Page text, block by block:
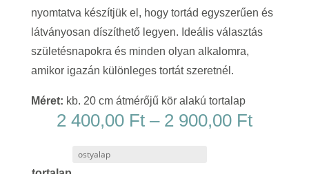
nyomtatva készítjük el, hogy tortád egyszerűen és
látványosan díszíthető legyen. Ideális választás
születésnapokra és minden olyan alkalomra,
amikor igazán különleges tortát szeretnél.
Méret: kb. 20 cm átmérőjű kör alakú tortalap
2 400,00 Ft – 2 900,00 Ft